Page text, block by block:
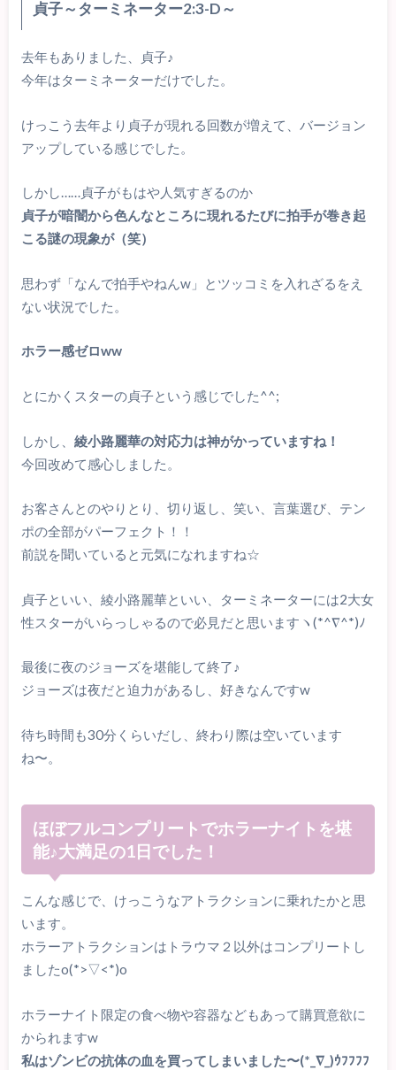
貞子～ターミネーター2:3-D～
去年もありました、貞子♪
今年はターミネーターだけでした。
けっこう去年より貞子が現れる回数が増えて、バージョン
アップしている感じでした。
しかし……貞子がもはや人気すぎるのか
貞子が暗闇から色んなところに現れるたびに拍手が巻き起
こる謎の現象が（笑）
思わず「なんで拍手やねんw」とツッコミを入れざるをえ
ない状況でした。
ホラー感ゼロww
とにかくスターの貞子という感じでした^^;
しかし、 綾小路麗華の対応力は神がかっていますね！
今回改めて感心しました。
お客さんとのやりとり、切り返し、笑い、言葉選び、テン
ポの全部がパーフェクト！！
前説を聞いていると元気になれますね☆
貞子といい、綾小路麗華といい、ターミネーターには2大女
性スターがいらっしゃるので必見だと思いますヽ(*^∇^*)ﾉ
最後に夜のジョーズを堪能して終了♪
ジョーズは夜だと迫力があるし、好きなんですw
待ち時間も30分くらいだし、終わり際は空いています
ね〜。
ほぼフルコンプリートでホラーナイトを堪
能♪大満足の1日でした！
こんな感じで、けっこうなアトラクションに乗れたかと思
います。
ホラーアトラクションはトラウマ２以外はコンプリートし
ましたo(*>▽<*)o
ホラーナイト限定の食べ物や容器などもあって購買意欲に
かられますw
私はゾンビの抗体の血を買ってしまいました〜(*_∇_)ｳﾌﾌﾌﾌ